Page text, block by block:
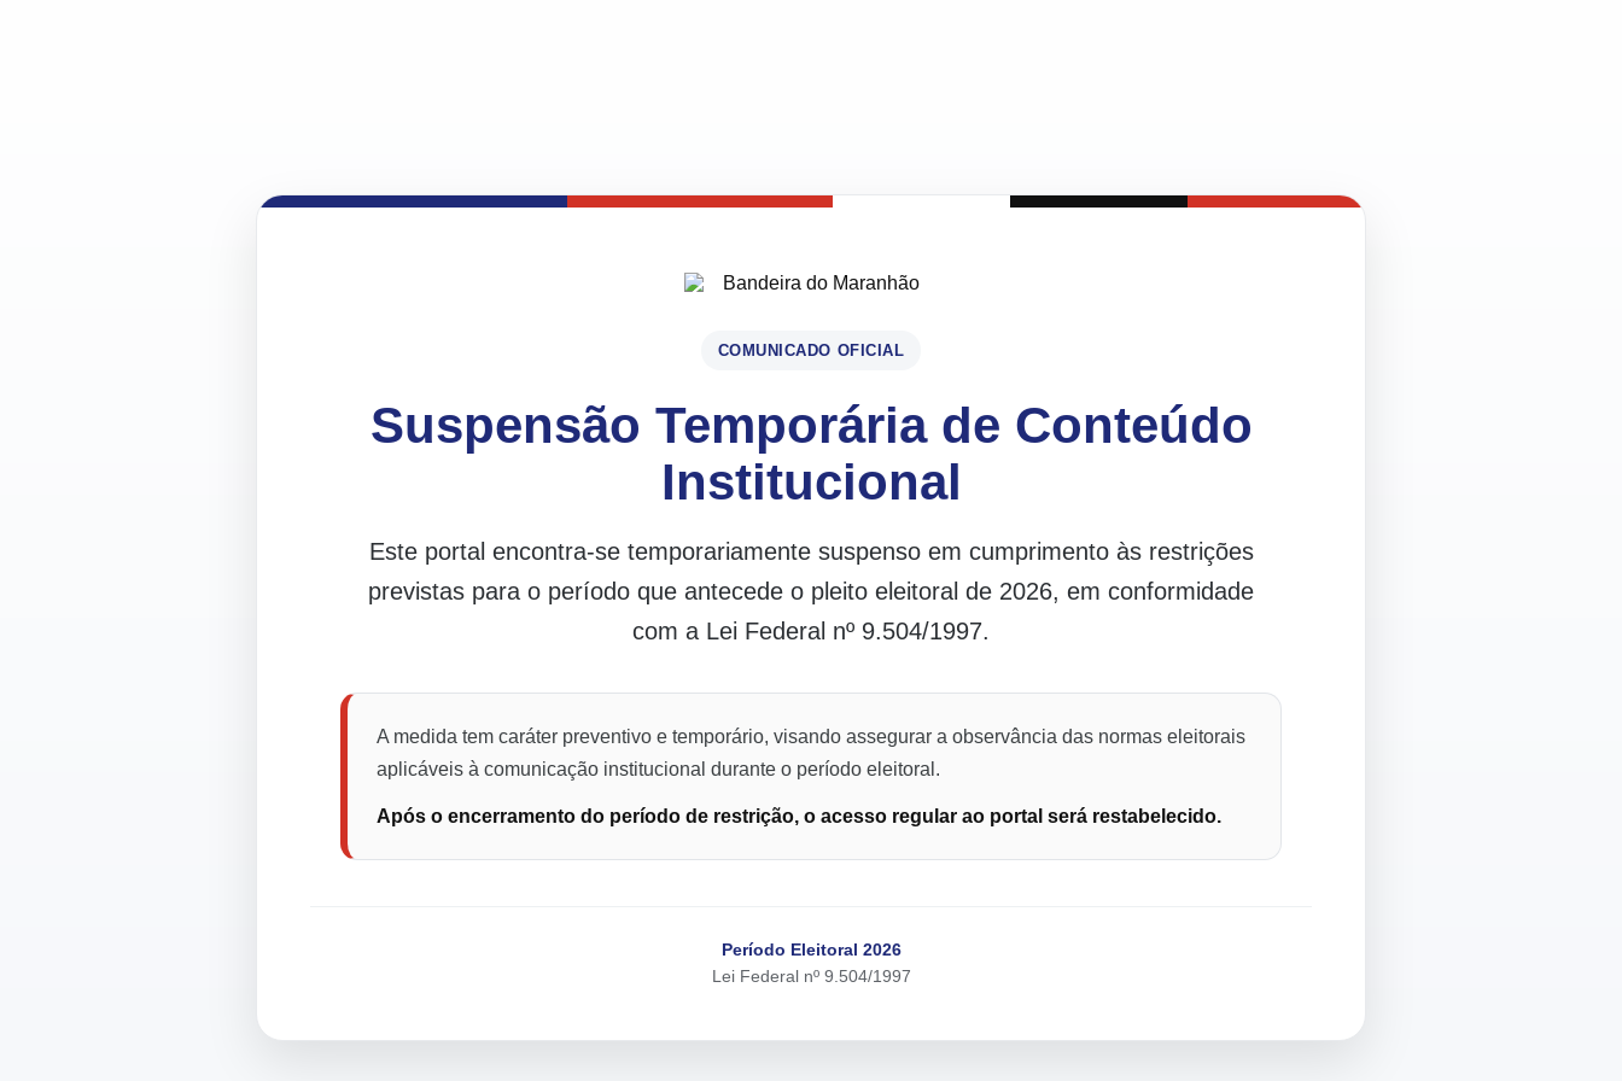
COMUNICADO OFICIAL
Suspensão Temporária de Conteúdo
Institucional
Este portal encontra-se temporariamente suspenso em cumprimento às restrições
previstas para o período que antecede o pleito eleitoral de 2026, em conformidade
com a Lei Federal nº 9.504/1997.
A medida tem caráter preventivo e temporário, visando assegurar a observância das normas eleitorais
aplicáveis à comunicação institucional durante o período eleitoral.
Após o encerramento do período de restrição, o acesso regular ao portal será restabelecido.
Período Eleitoral 2026
Lei Federal nº 9.504/1997